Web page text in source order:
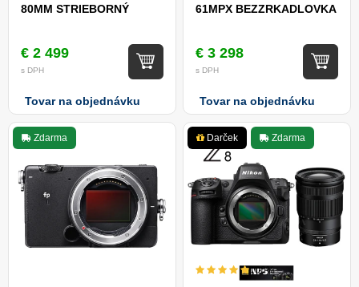
80MM STRIEBORNÝ
€ 2 499
s DPH
Tovar na objednávku
61MPX BEZZRKADLOVKA
€ 3 298
s DPH
Tovar na objednávku
Zdarma Darček Zdarma
100%